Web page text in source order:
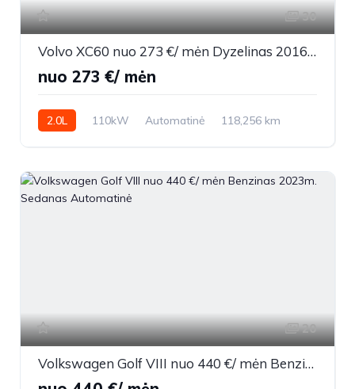
30
Volvo XC60 nuo 273 €/ mėn Dyzelinas 2016m. Visureigis Automatinė
nuo 273 €/ mėn
2.0L 110kW Automatinė
118,256 km
20
Volkswagen Golf VIII nuo 440 €/ mėn Benzinas 2023m. Sedanas Automatinė